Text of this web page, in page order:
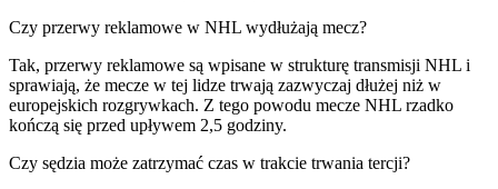
Czy przerwy reklamowe w NHL wydłużają mecz?
Tak, przerwy reklamowe są wpisane w strukturę transmisji NHL i
sprawiają, że mecze w tej lidze trwają zazwyczaj dłużej niż w
europejskich rozgrywkach. Z tego powodu mecze NHL rzadko
kończą się przed upływem 2,5 godziny.
Czy sędzia może zatrzymać czas w trakcie trwania tercji?